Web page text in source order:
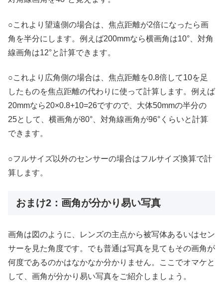
○これより望遠側の場合は、焦点距離が2倍になったら画
角を半分にします。例えば200mmなら横画角は10°、対角
線画角は12°と計算できます。
○これより広角側の場合は、焦点距離を0.8倍して10を足
したものを焦点距離の代わりに使って計算します。例えば
20mmなら20×0.8+10=26ですので、大体50mmの半分の
25として、横画角が80°、対角線画角が96°くらいと計算
できます。
○フルサイズ以外のセンサーの場合はフルサイズ換算で計
算します。
おまけ2：画角が分かり易い写真
画角は図のように、レンズの主点から被写体あるいはセン
サーを見た角度です。でも普通は写真を見てもその画角が
何度であるのかはなかなか分かりません。ここでオマケと
して、画角が分かり易い写真をご紹介しましょう。